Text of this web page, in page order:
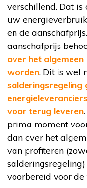
verschillend. Dat
uw
en de
aanschafprijs
over het
worden. Dit is wel
salderingsregeling
voor terug leveren
prima moment
dan over het
van profiteren
voorbereid voor de